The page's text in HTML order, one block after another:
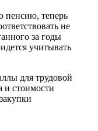
пенсию, теперь
не
за годы
учитывать